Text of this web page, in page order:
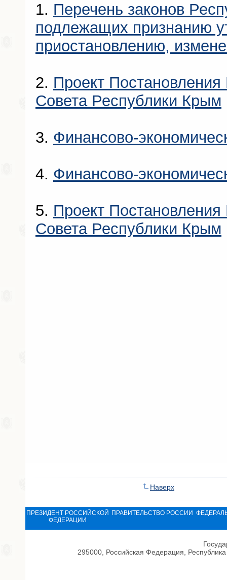
1. Перечень законов
подлежащих признанию
приостановлению,
2. Проект Постановления
Совета Республики Крым
3. Финансово-
4. Финансово-
5. Проект Постановления
Совета Республики Крым
Наверх
ПРЕЗИДЕНТ РОССИЙСКОЙ
ФЕДЕРАЦИИ
ПРАВИТЕЛЬСТВО РОССИИ
295000, Российская Федерация,